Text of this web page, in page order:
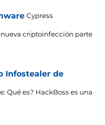
Cypress
criptoinfección parte
Infostealer de
Qué es? HackBoss es una